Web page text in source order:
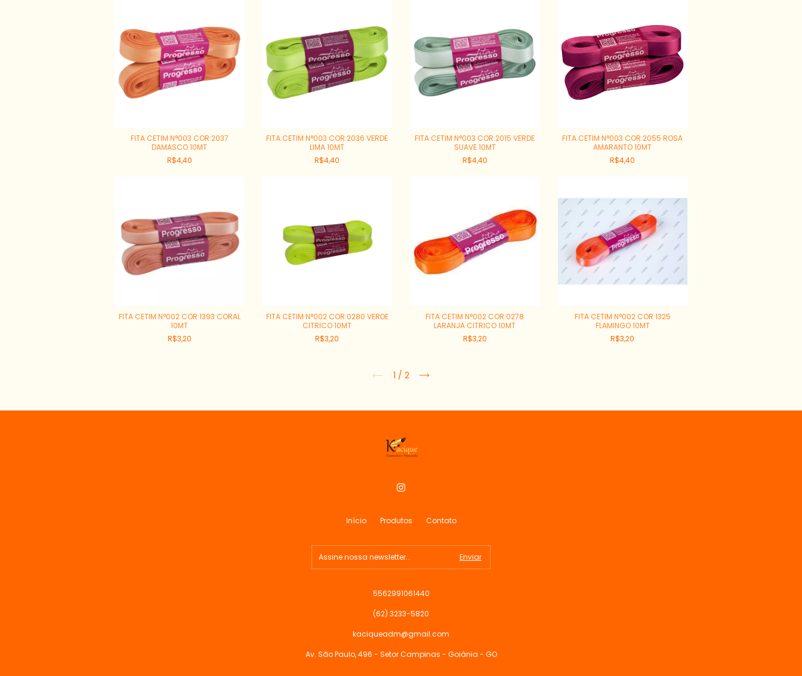
FITA CETIM N°003 COR:2037
DAMASCO 10MT
R$4,40
FITA CETIM N°003 COR:2036 VERDE
LIMA 10MT
R$4,40
FITA CETIM N°003 COR:2015 VERDE
SUAVE 10MT
R$4,40
FITA CETIM N°003 COR:2055 ROSA
AMARANTO 10MT
R$4,40
FITA CETIM N°002 COR:1393 CORAL
10MT
R$3,20
FITA CETIM N°002 COR:0280 VERDE
CITRICO 10MT
R$3,20
FITA CETIM N°002 COR:0278
LARANJA CITRICO 10MT
R$3,20
FITA CETIM N°002 COR:1325
FLAMINGO 10MT
R$3,20
1 / 2
Início Produtos Contato
5562991061440
(62) 3233-5820
kaciqueadm@gmail.com
Av. São Paulo, 496 - Setor Campinas - Goiânia - GO